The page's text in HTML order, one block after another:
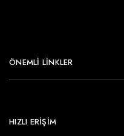
ÖNEMLI LINKLER
HIZLI ERİŞİM